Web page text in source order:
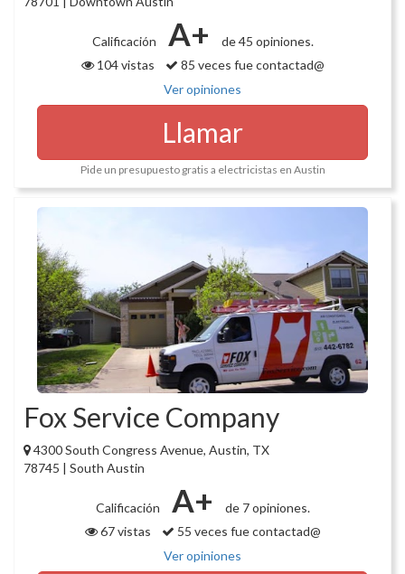
Calificación A+
de 45 opiniones.
104 vistas
85 veces fue contactad@
Ver opiniones
Llamar
Pide un presupuesto gratis a electricistas en Austin
Fox Service Company
4300 South Congress Avenue, Austin, TX
78745 | South Austin
Calificación A+
de 7 opiniones.
67 vistas
55 veces fue contactad@
Ver opiniones